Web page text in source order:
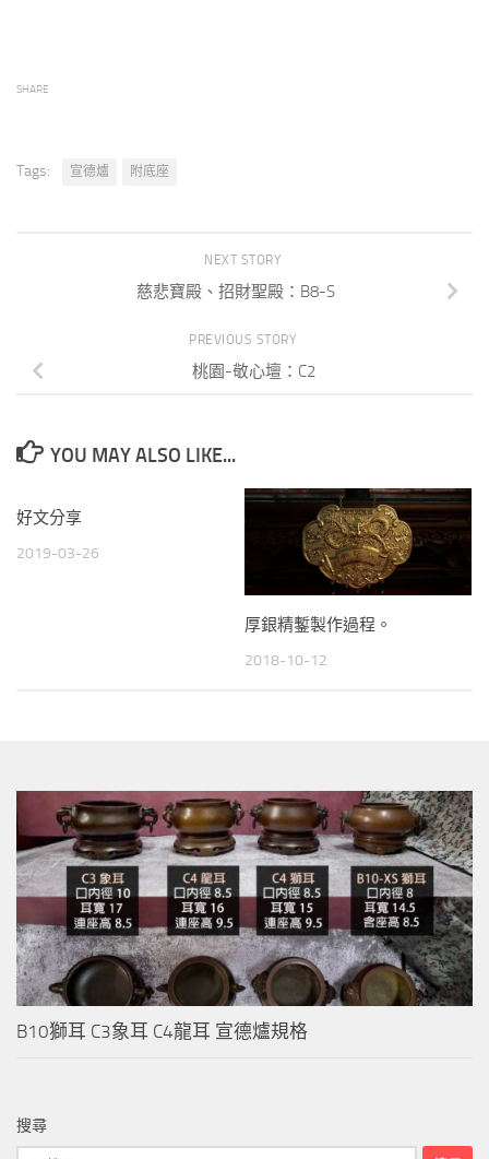
SHARE
Tags: 宣德爐 附底座
NEXT STORY
慈悲寶殿、招財聖殿：B8-S
PREVIOUS STORY
桃園-敬心壇：C2
YOU MAY ALSO LIKE...
好文分享
2019-03-26
厚銀精鏨製作過程。
2018-10-12
B10獅耳 C3象耳 C4龍耳 宣德爐規格
搜尋